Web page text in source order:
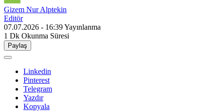
Gizem Nur Alptekin
Editör
07.07.2026 - 16:39Yayınlanma
1 Dk Okunma Süresi
Paylaş
Linkedin
Pinterest
Telegram
Yazdır
Kopyala